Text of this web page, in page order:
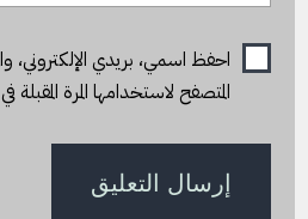
احفظ اسمي، بريدي الإلكتروني،
المتصفح لاستخدامها المرة المقبلة